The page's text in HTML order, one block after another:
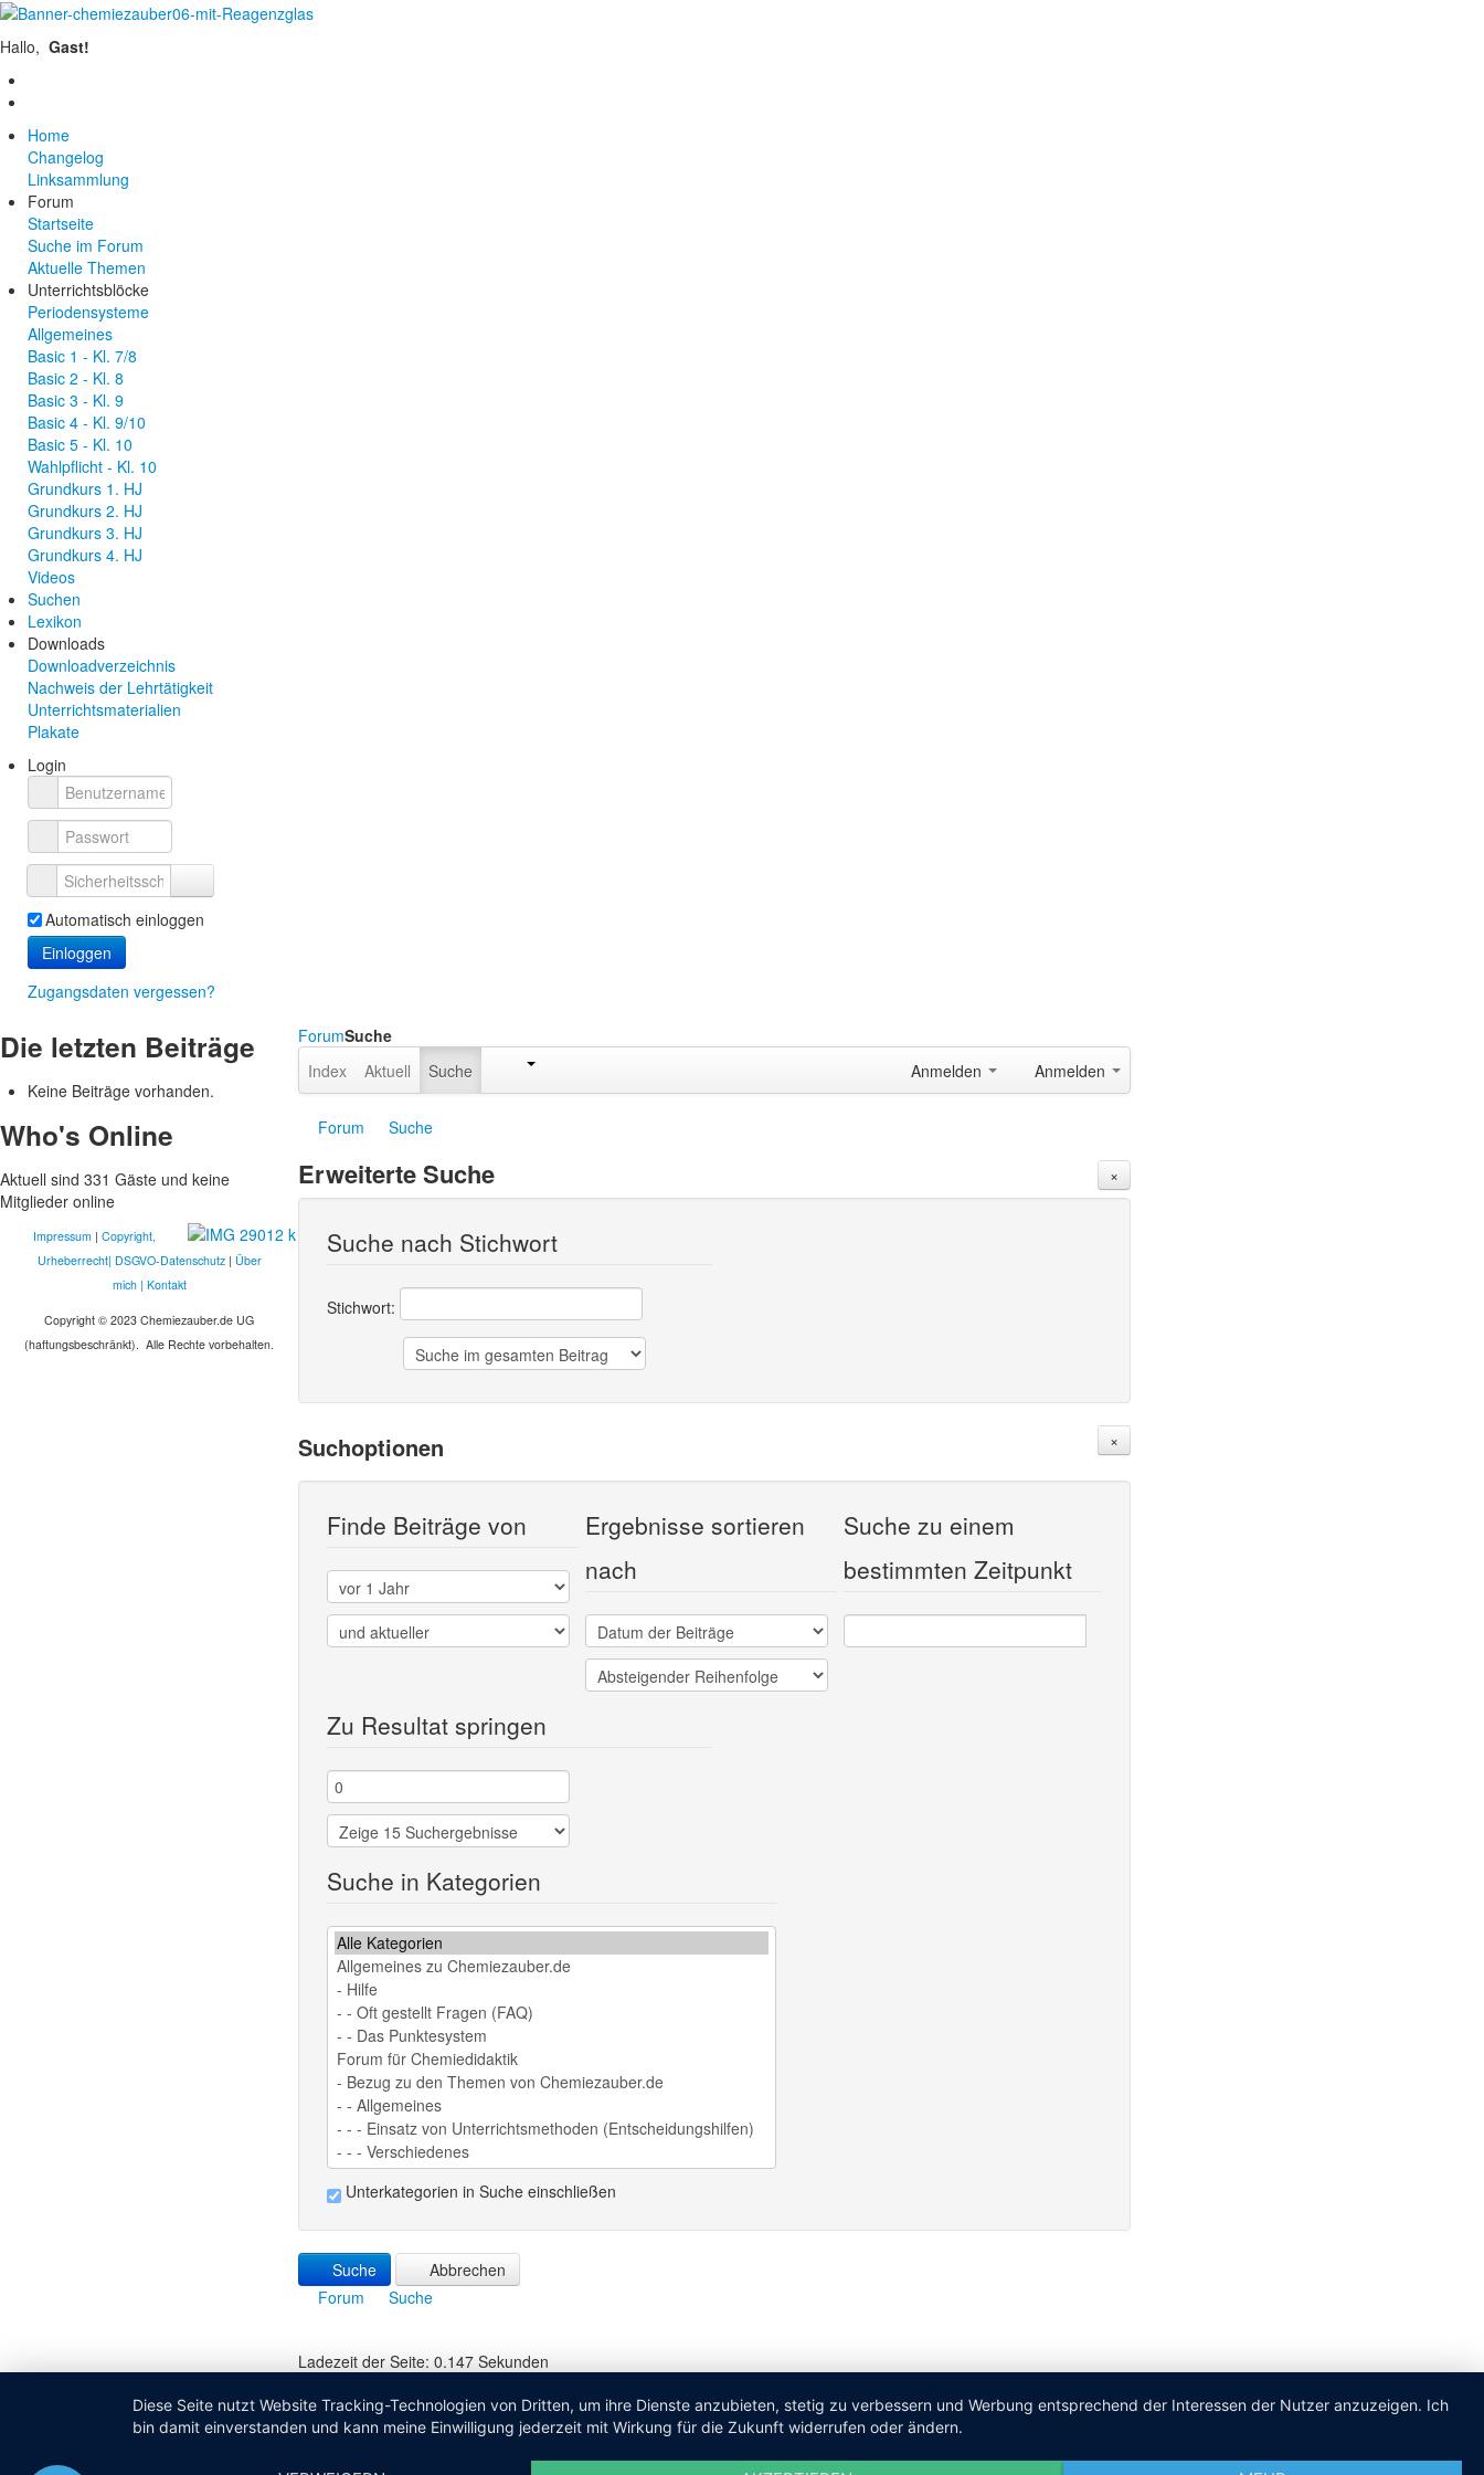
Hallo, Gast!
Home
Changelog
Linksammlung
Forum
Startseite
Suche im Forum
Aktuelle Themen
Unterrichtsblöcke
Periodensysteme
Allgemeines
Basic 1 - Kl. 7/8
Basic 2 - Kl. 8
Basic 3 - Kl. 9
Basic 4 - Kl. 9/10
Basic 5 - Kl. 10
Wahlpflicht - Kl. 10
Grundkurs 1. HJ
Grundkurs 2. HJ
Grundkurs 3. HJ
Grundkurs 4. HJ
Videos
Suchen
Lexikon
Downloads
Downloadverzeichnis
Nachweis der Lehrtätigkeit
Unterrichtsmaterialien
Plakate
Login
Automatisch einloggen
Einloggen
Zugangsdaten vergessen?
ForumSuche
Index
Aktuell Suche Anmelden
Anmelden
Forum Suche
Erweiterte Suche
Suche nach Stichwort
Stichwort:
Suchoptionen
Finde Beiträge von
Ergebnisse sortieren
nach
Suche zu einem
bestimmten Zeitpunkt
Zu Resultat springen
Suche in Kategorien
Unterkategorien in Suche einschließen
Suche
Abbrechen
Forum
Suche
Ladezeit der Seite: 0.147 Sekunden
Die letzten Beiträge
Keine Beiträge vorhanden.
Who's Online
Aktuell sind 331 Gäste und keine
Mitglieder online
Impressum | Copyright,
Urheberrecht| DSGVO-Datenschutz| Über
mich| Kontakt
Copyright © 2023 Chemiezauber.de UG
(haftungsbeschränkt). Alle Rechte vorbehalten.
Diese Seite nutzt Website Tracking-Technologien von Dritten, um ihre Dienste anzubieten, stetig zu verbessern und Werbung entsprechend der Interessen der Nutzer anzuzeigen. Ich
bin damit einverstanden und kann meine Einwilligung jederzeit mit Wirkung für die Zukunft widerrufen oder ändern.